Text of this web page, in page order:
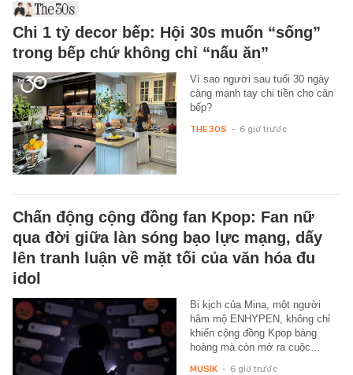
Chi 1 tỷ decor bếp: Hội 30s muốn “sống”
trong bếp chứ không chỉ “nấu ăn”
Vì sao người sau tuổi 30 ngày
càng mạnh tay chi tiền cho căn
bếp?
THE 30S - 6 giờ trước
Chấn động cộng đồng fan Kpop: Fan nữ
qua đời giữa làn sóng bạo lực mạng, dấy
lên tranh luận về mặt tối của văn hóa đu
idol
Bi kịch của Mina, một người
hâm mộ ENHYPEN, không chỉ
khiến cộng đồng Kpop bàng
hoàng mà còn mở ra cuộc…
MUSIK - 6 giờ trước